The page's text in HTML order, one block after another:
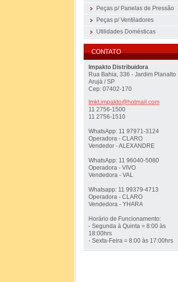
Peças p/ Panelas de Pressão
Peças p/ Ventiladores
Utilidades Domésticas
CONTATO
Impakto Distribuidora
Rua Bahia, 336 - Jardim Planalto
Arujá / SP
Cep: 07402-170
tmkt.impakto@hotmail.com
11 2756-1500
11 2756-1510
WhatsApp: 11 97971-3124
Operadora - CLARO
Vendedor - ALEXANDRE
WhatsApp: 11 96040-5080
Operadora - VIVO
Vendedora - VAL
Whatsapp: 11 99379-4713
Operadora - CLARO
Vendedora - YHARA
Horário de Funcionamento:
- Segunda à Quinta = 8:00 às
18:00hrs
- Sexta-Feira = 8:00 às 17:00hrs